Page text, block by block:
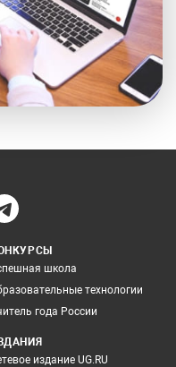
школа
технологии
года России
издание UG.RU